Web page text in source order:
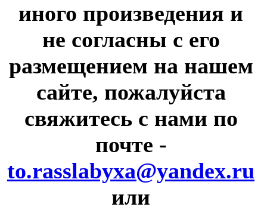
иного произведения и
не согласны с его
размещением на нашем
сайте, пожалуйста
свяжитесь с нами по
почте -
to.rasslabyxa@yandex.ru
или